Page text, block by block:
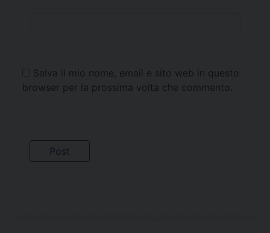
Salva il mio nome, email e sito web in questo
browser per la prossima volta che commento.